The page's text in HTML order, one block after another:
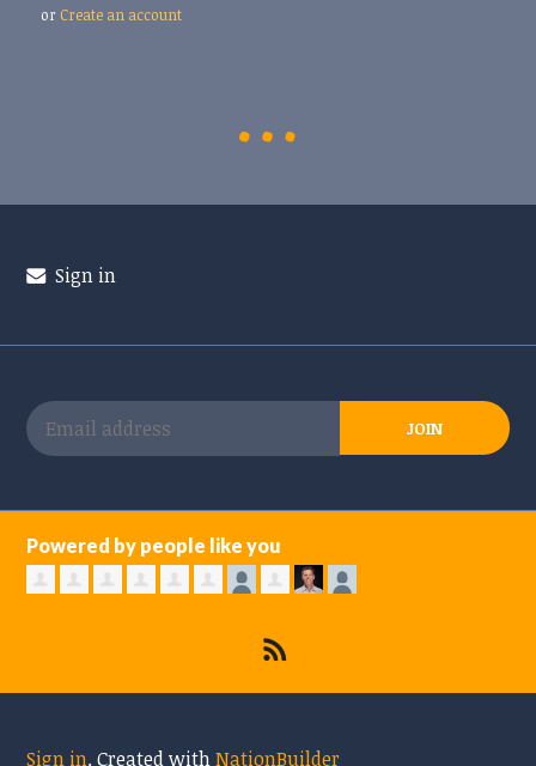
or Create an account
Sign in
Powered by people like you
Sign in.Created withNationBuilder